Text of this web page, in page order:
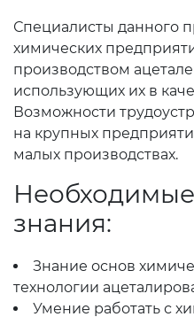
Специалисты данного
химических
производством
использующих их в
Возможности
на крупных
малых производствах.
знания:
Знание основ
технологии
Умение работать с